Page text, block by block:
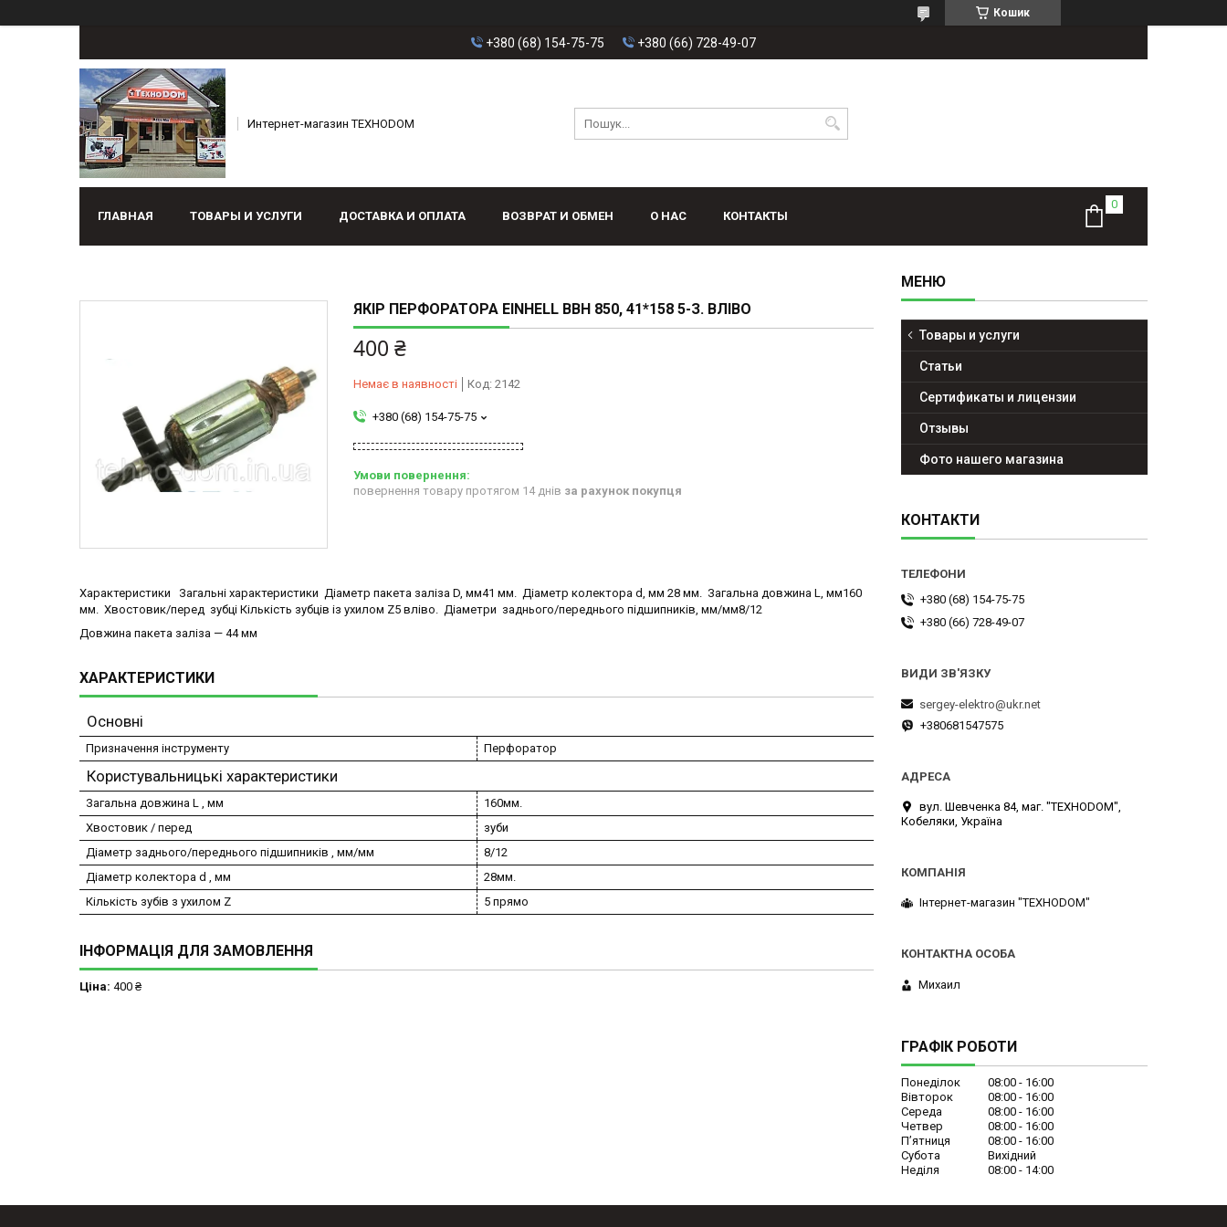
Кошик
+380 (68) 154-75-75 +380 (66) 728-49-07
Интернет-магазин ТЕХНОDOM
ГЛАВНАЯ ТОВАРЫ И УСЛУГИ ДОСТАВКА И ОПЛАТА ВОЗВРАТ И ОБМЕН О НАС КОНТАКТЫ
ЯКІР ПЕРФОРАТОРА EINHELL BBH 850, 41*158 5-З. ВЛІВО
400 ₴
Немає в наявності Код: 2142
+380 (68) 154-75-75
повернення товару протягом 14 днів за рахунок покупця
Характеристики Загальні характеристики Діаметр пакета заліза D, мм41 мм. Діаметр колектора d, мм 28 мм. Загальна довжина L, мм160
мм. Хвостовик/перед зубці Кількість зубців із ухилом Z5 вліво. Діаметри заднього/переднього підшипників, мм/мм8/12
Довжина пакета заліза — 44 мм
ХАРАКТЕРИСТИКИ
Основні
Призначення інструменту Перфоратор
Користувальницькі характеристики
Загальна довжина L , мм
160мм.
Хвостовик / перед
зуби
Діаметр заднього/переднього підшипників , мм/мм
8/12
Діаметр колектора d , мм
28мм.
Кількість зубів з ухилом Z
5 прямо
ІНФОРМАЦІЯ ДЛЯ ЗАМОВЛЕННЯ
Ціна: 400 ₴
Товары и услуги
Статьи
Сертификаты и лицензии
Отзывы
Фото нашего магазина
КОНТАКТИ
+380 (68) 154-75-75
+380 (66) 728-49-07
sergey-elektro@ukr.net
+380681547575
вул. Шевченка 84, маг. "ТЕХНОDOM",
Кобеляки, Україна
Інтернет-магазин "ТЕХНОDOM"
Михаил
ГРАФІК РОБОТИ
Понеділок 08:00
16:00
Вівторок
08:00
16:00
Середа
08:00
16:00
Четвер
08:00
16:00
Пʼятниця
08:00
16:00
Субота
Вихідний
Неділя
08:00 14:00